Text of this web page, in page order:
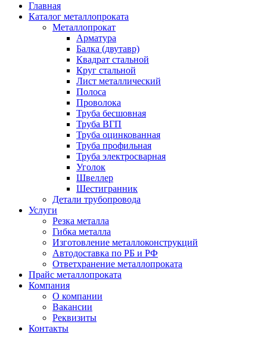
Главная
Каталог металлопроката
Металлопрокат
Арматура
Балка (двутавр)
Квадрат стальной
Круг стальной
Лист металлический
Полоса
Проволока
Труба бесшовная
Труба ВГП
Труба оцинкованная
Труба профильная
Труба электросварная
Уголок
Швеллер
Шестигранник
Детали трубопровода
Услуги
Резка металла
Гибка металла
Изготовление металлоконструкций
Автодоставка по РБ и РФ
Ответхранение металлопроката
Прайс металлопроката
Компания
О компании
Вакансии
Реквизиты
Контакты